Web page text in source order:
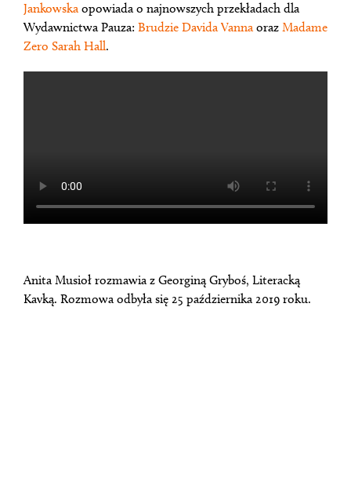
Jankowskaopowiada o najnowszych przekładach dla
Wydawnictwa Pauza: Brudzie Davida Vannaoraz Madame
Zero Sarah Hall.
Anita Musioł rozmawia z Georginą Gryboś, Literacką
Kavką. Rozmowa odbyła się 25 października 2019 roku.